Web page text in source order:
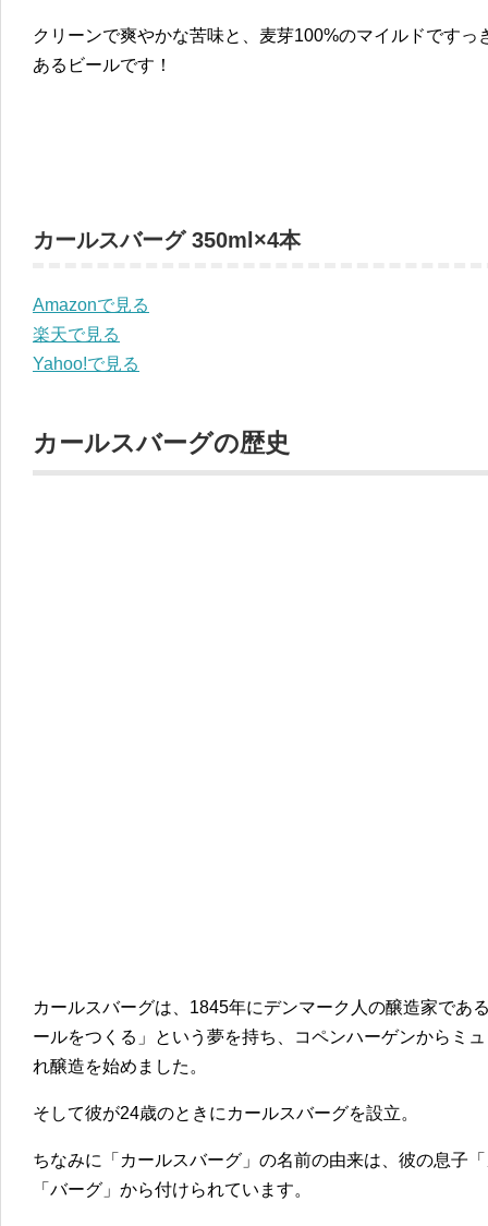
クリーンで爽やかな苦味と、麦芽100%のマイルドです
あるビールです！
カールスバーグ 350ml×4本
Amazonで見る
楽天で見る
Yahoo!で見る
カールスバーグの歴史
カールスバーグは、1845年にデンマーク人の醸造家であ
ールをつくる」という夢を持ち、コペンハーゲンからミ
れ醸造を始めました。
そして彼が24歳のときにカールスバーグを設立。
ちなみに「カールスバーグ」の名前の由来は、彼の息子
「バーグ」から付けられています。